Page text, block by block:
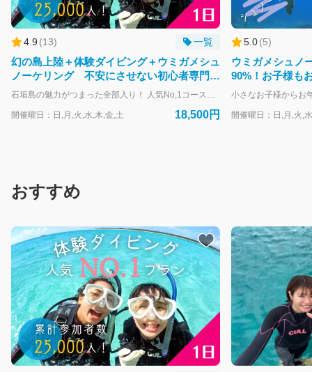
4.9 (13) 一覧
幻の島上陸＋体験ダイビング＋ウミガメシュ
ノーケリング 不安にさせない初心者専門ツ
アー＜写真無料プレゼント＞
石垣島の魅力がつまった全部入り！ 人気No,1コース！ 竹富島と小浜島の中間に位置する有名な観光スポット「幻の島」への上陸と、国立公園に認定されている「石西礁湖」のポイントで体験ダイビングが行えます。 午後からはウミガメを狙って1日で石垣島の素敵な海をご案内していくコースです！ 石垣島の海を1日中感じたい方や、様々な海遊びに挑戦したい方、限られた1日で遊び尽くしたい方、大切な方との最高の時間を長く共有したい方に1番人気のある欲張り贅沢な1日コースになります！ ★ このコースのオススメ内容 ★ ・超人気の絶景スポット！幻の島へ上陸できます。 ・泳げなくても気軽に楽しめる。 ・海のポイントは国立公園にも指定されている日本国内最大のサンゴ礁「石西礁湖」です。 ・一日で体験ダイビングとシュノーケリングを体験できる。 ・複数のポイントを利用するので違った雰囲気のある海を満喫することができる。 ・海況やご予約状況により、1日コースならではの離島遠征で特別なポイントも！
開催曜日：日,月,火,水,木,金,土 18,500円
5.0(5)
ウミガメシュノ
90%！お子様も
の全力サポート
開催曜日：日,月,火,
おすすめ